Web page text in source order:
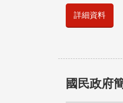
詳細資料
國民政府